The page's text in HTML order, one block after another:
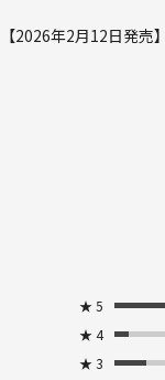
【2026年2月12日発売】
★ 5
★ 4
★ 3